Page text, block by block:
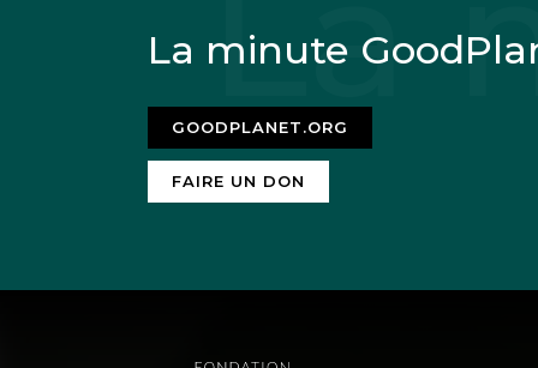
La minute
GOODPLANET.ORG
FAIRE UN DON